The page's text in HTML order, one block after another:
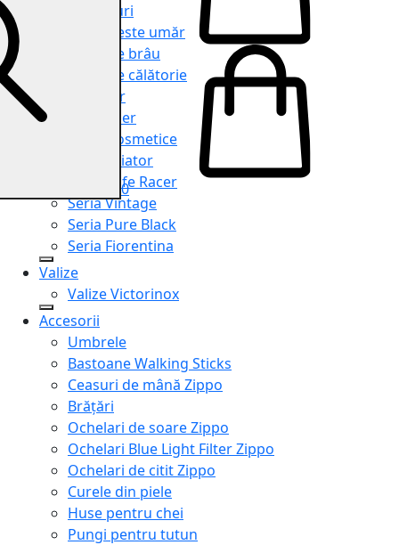
Rucsacuri
Genți peste umăr
Genți de brâu
Genți de călătorie
Shopper
Organiser
Truse cosmetice
Seria Aviator
Seria Cafe Racer
Seria Vintage
Seria Pure Black
Seria Fiorentina
Valize
Valize Victorinox
Accesorii
Umbrele
Bastoane Walking Sticks
Ceasuri de mână Zippo
Brățări
Ochelari de soare Zippo
Ochelari Blue Light Filter Zippo
Ochelari de citit Zippo
Curele din piele
Huse pentru chei
Pungi pentru tutun
0